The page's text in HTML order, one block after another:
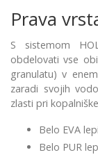
Prava
S sistemom
obdelovati vse
granulatu) v
zaradi svojih
zlasti pri
Belo EVA
Belo PUR